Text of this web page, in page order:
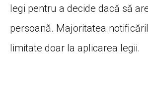
legi pentru a decide dacă să
persoană. Majoritatea
limitate doar la aplicarea legii.